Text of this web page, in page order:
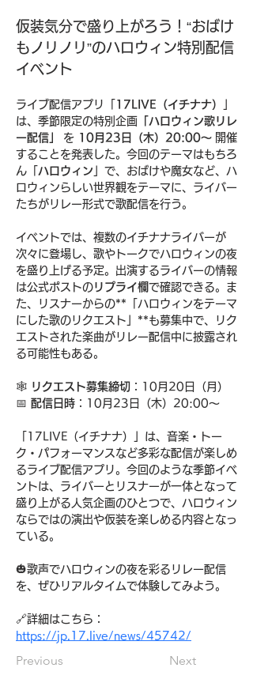
仮装気分で盛り上がろう！“おばけ
もノリノリ”のハロウィン特別配信
イベント
ライブ配信アプリ「 17LIVE（イチナナ）
は、季節限定の特別企画 「ハロウィン歌リレ
ー配信」
を 10月23日（木）20:00〜 開催
することを発表した。今回のテーマはもちろ
ん「 ハロウィン 」で、おばけや魔女など、ハ
ロウィンらしい世界観をテーマに、ライバー
たちがリレー形式で歌配信を行う。
イベントでは、複数のイチナナライバーが
次々に登場し、歌やトークでハロウィンの夜
を盛り上げる予定。出演するライバーの情報
は公式ポストのリプライ欄で確認できる。ま
た、リスナーからの**「ハロウィンをテーマ
にした歌のリクエスト」**も募集中で、リク
エストされた楽曲がリレー配信中に披露され
る可能性もある。
🕸️ リクエスト募集締切 ：10月20日（月）
📅 配信日時 ：10月23日（木）20:00〜
「17LIVE（イチナナ）」は、音楽・トー
ク・パフォーマンスなど多彩な配信が楽しめ
るライブ配信アプリ。今回のような季節イベ
ントは、ライバーとリスナーが一体となって
盛り上がる人気企画のひとつで、ハロウィン
ならではの演出や仮装を楽しめる内容となっ
ている。
🎃歌声でハロウィンの夜を彩るリレー配信
を、ぜひリアルタイムで体験してみよう。
🔗詳細はこちら：
https://jp.17.live/news/45742/
Previous Next